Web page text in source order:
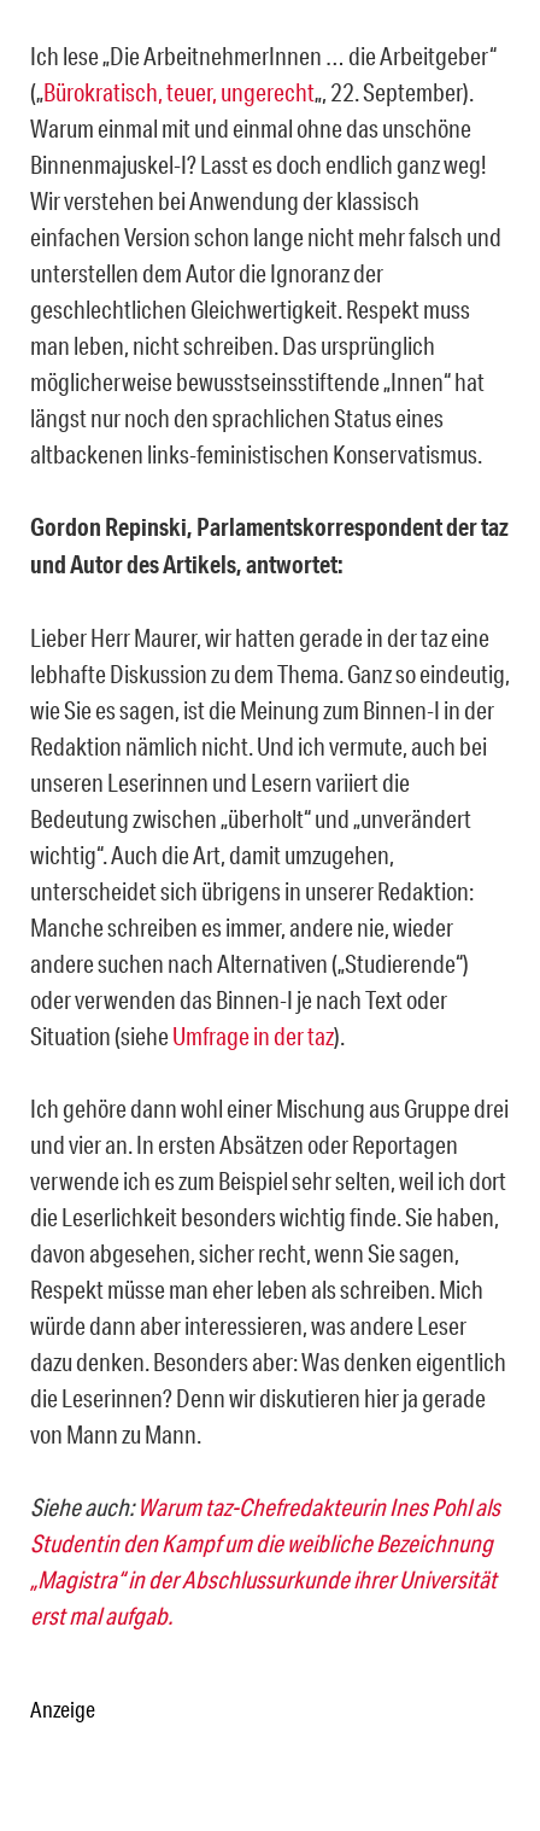
Ich lese „Die ArbeitnehmerInnen … die Arbeitgeber“
(„Bürokratisch, teuer, ungerecht„, 22. September).
Warum einmal mit und einmal ohne das unschöne
Binnenmajuskel-I? Lasst es doch endlich ganz weg!
Wir verstehen bei Anwendung der klassisch
einfachen Version schon lange nicht mehr falsch und
unterstellen dem Autor die Ignoranz der
geschlechtlichen Gleichwertigkeit. Respekt muss
man leben, nicht schreiben. Das ursprünglich
möglicherweise bewusstseinsstiftende „Innen“ hat
längst nur noch den sprachlichen Status eines
altbackenen links-feministischen Konservatismus.
Gordon Repinski, Parlamentskorrespondent der taz
und Autor des Artikels, antwortet:
Lieber Herr Maurer, wir hatten gerade in der taz eine
lebhafte Diskussion zu dem Thema. Ganz so eindeutig,
wie Sie es sagen, ist die Meinung zum Binnen-I in der
Redaktion nämlich nicht. Und ich vermute, auch bei
unseren Leserinnen und Lesern variiert die
Bedeutung zwischen „überholt“ und „unverändert
wichtig“. Auch die Art, damit umzugehen,
unterscheidet sich übrigens in unserer Redaktion:
Manche schreiben es immer, andere nie, wieder
andere suchen nach Alternativen („Studierende“)
oder verwenden das Binnen-I je nach Text oder
Situation (sieheUmfrage in der taz).
Ich gehöre dann wohl einer Mischung aus Gruppe drei
und vier an. In ersten Absätzen oder Reportagen
verwende ich es zum Beispiel sehr selten, weil ich dort
die Leserlichkeit besonders wichtig finde. Sie haben,
davon abgesehen, sicher recht, wenn Sie sagen,
Respekt müsse man eher leben als schreiben. Mich
würde dann aber interessieren, was andere Leser
dazu denken. Besonders aber: Was denken eigentlich
die Leserinnen? Denn wir diskutieren hier ja gerade
von Mann zu Mann.
Siehe auch:Warum taz-Chefredakteurin Ines Pohl als
Studentin den Kampf um die weibliche Bezeichnung
„Magistra“ in der Abschlussurkunde ihrer Universität
erst mal aufgab.
Anzeige